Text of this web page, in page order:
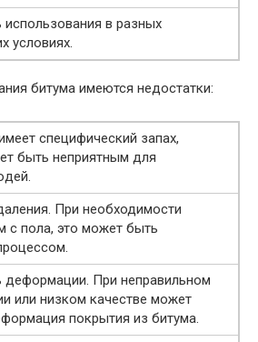
в разных
условиях.
битума имеются недостатки:
специфический запах,
быть неприятным для
При необходимости
с пола, это может быть
При неправильном
или низком качестве может
покрытия из битума.